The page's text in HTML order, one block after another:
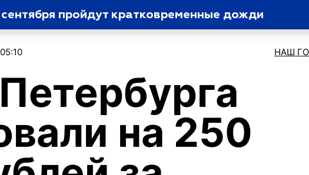
пройдут кратковременные дожди
НАШ
на 250